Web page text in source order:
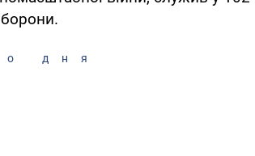
дня